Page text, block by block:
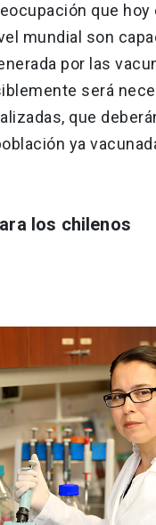
que hoy
mundial son
por las
será
que
ya
los chilenos